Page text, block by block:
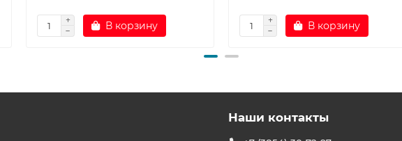
В корзину В корзину
Наши контакты